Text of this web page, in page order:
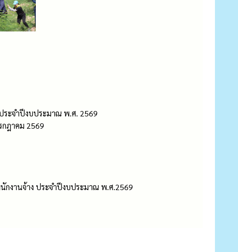
ระจำปีงบประมาณ พ.ศ. 2569
ฎาคม 2569
กงานจ้าง ประจำปีงบประมาณ พ.ศ.2569